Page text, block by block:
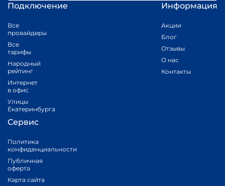
Подключение
Все
провайдеры
Все
тарифы
Народный
рейтинг
Интернет
в офис
Улицы
Екатеринбурга
Информация
Акции
Блог
Отзывы
О нас
Контакты
Сервис
Политика
конфиденциальности
Публичная
оферта
Карта сайта